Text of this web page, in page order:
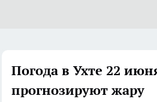
Погода в Ухте 22
прогнозируют жару